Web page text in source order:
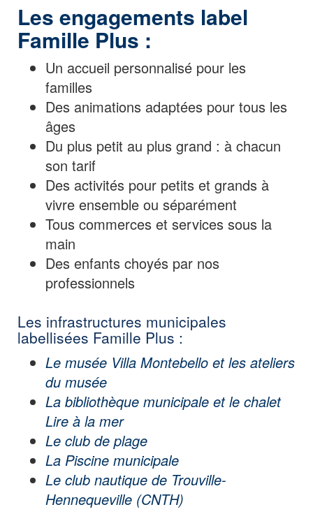
Les engagements label
Famille Plus :
Un accueil personnalisé pour les
familles
Des animations adaptées pour tous les
âges
Du plus petit au plus grand : à chacun
son tarif
Des activités pour petits et grands à
vivre ensemble ou séparément
Tous commerces et services sous la
main
Des enfants choyés par nos
professionnels
Les infrastructures municipales
labellisées Famille Plus :
Le musée Villa Montebello et les ateliers
du musée
La bibliothèque municipale et le chalet
Lire à la mer
Le club de plage
La Piscine municipale
Le club nautique de Trouville-
Hennequeville (CNTH)